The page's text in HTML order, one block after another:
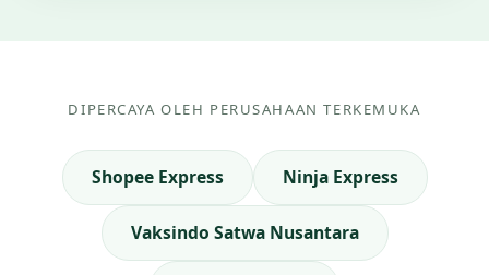
DIPERCAYA OLEH PERUSAHAAN TERKEMUKA
Shopee Express Ninja Express
Vaksindo Satwa Nusantara